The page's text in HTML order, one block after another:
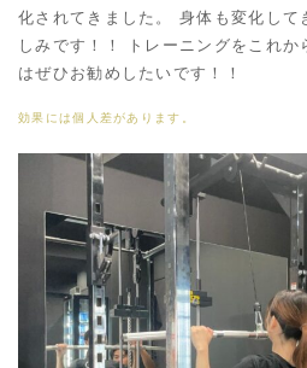
化されてきました。 身体も変化して
しみです！！ トレーニングをこれか
はぜひお勧めしたいです！！
効果には個人差があります。